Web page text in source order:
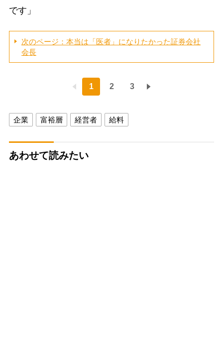
です」
次のページ：本当は「医者」になりたかった証券会社
会長
1 2 3
企業 富裕層 経営者 給料
あわせて読みたい